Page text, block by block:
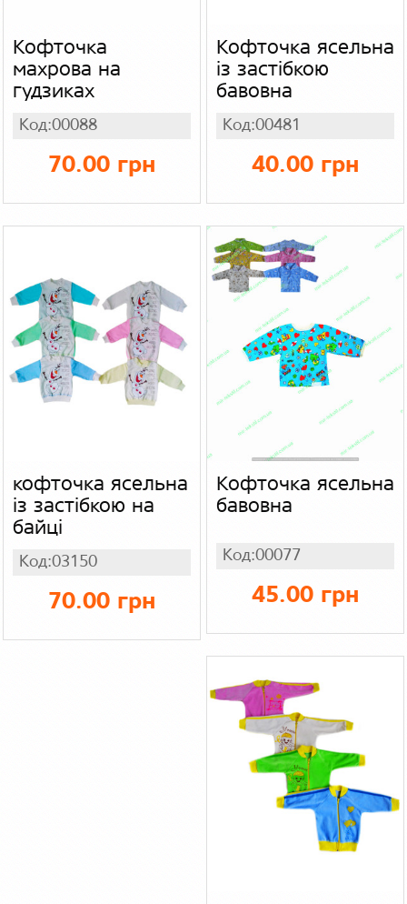
Кофточка
махрова на
гудзиках
Код:00088
70.00 грн
Кофточка ясельна
із застібкою
бавовна
Код:00481
40.00 грн
кофточка ясельна
із застібкою на
байці
Код:03150
70.00 грн
Кофточка ясельна
бавовна
Код:00077
45.00 грн